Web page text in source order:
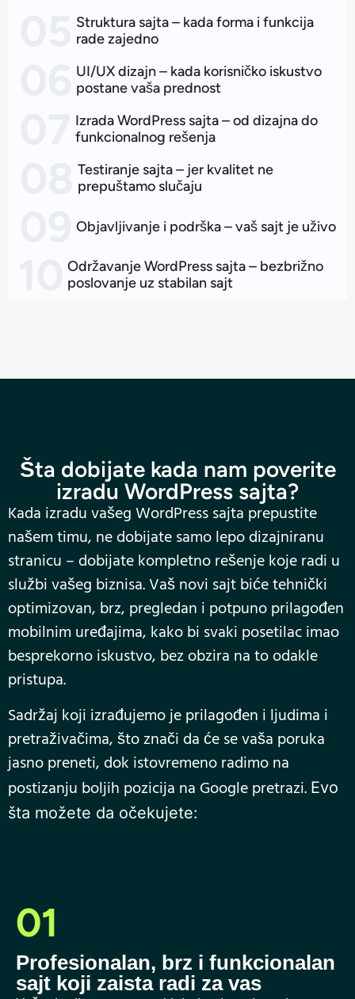
Struktura sajta – kada forma i funkcija
rade zajedno
UI/UX dizajn – kada korisničko iskustvo
postane vaša prednost
Izrada WordPress sajta – od dizajna do
funkcionalnog rešenja
Testiranje sajta – jer kvalitet ne
prepuštamo slučaju
Objavljivanje i podrška – vaš sajt je uživo
Održavanje WordPress sajta – bezbrižno
poslovanje uz stabilan sajt
Šta dobijate kada nam poverite
izradu WordPress sajta?
Kada izradu vašeg WordPress sajta prepustite
našem timu, ne dobijate samo lepo dizajniranu
stranicu – dobijate kompletno rešenje koje radi u
službi vašeg biznisa. Vaš novi sajt biće tehnički
optimizovan, brz, pregledan i potpuno prilagođen
mobilnim uređajima, kako bi svaki posetilac imao
besprekorno iskustvo, bez obzira na to odakle
pristupa.
Sadržaj koji izrađujemo je prilagođen i ljudima i
pretraživačima, što znači da će se vaša poruka
jasno preneti, dok istovremeno radimo na
postizanju boljih pozicija na Google pretrazi. Evo
šta možete da očekujete:
01
Profesionalan, brz i funkcionalan
sajt koji zaista radi za vas